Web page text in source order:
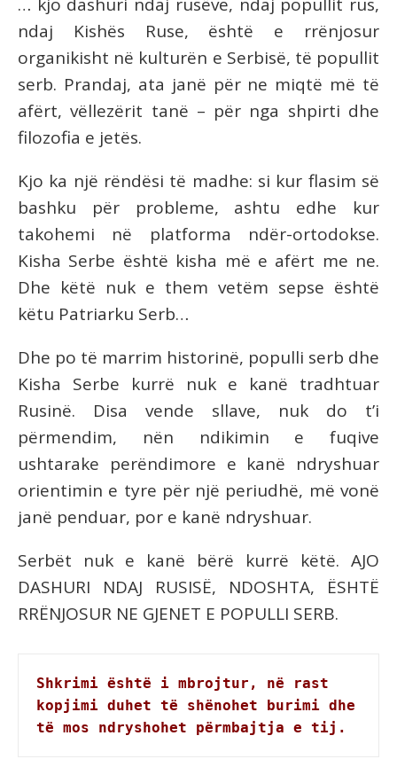
… kjo dashuri ndaj rusëve, ndaj popullit rus,
ndaj Kishës Ruse, është e rrënjosur
organikisht në kulturën e Serbisë, të popullit
serb. Prandaj, ata janë për ne miqtë më të
afërt, vëllezërit tanë – për nga shpirti dhe
filozofia e jetës.
Kjo ka një rëndësi të madhe: si kur flasim së
bashku për probleme, ashtu edhe kur
takohemi në platforma ndër-ortodokse.
Kisha Serbe është kisha më e afërt me ne.
Dhe këtë nuk e them vetëm sepse është
këtu Patriarku Serb…
Dhe po të marrim historinë, populli serb dhe
Kisha Serbe kurrë nuk e kanë tradhtuar
Rusinë. Disa vende sllave, nuk do t’i
përmendim, nën ndikimin e fuqive
ushtarake perëndimore e kanë ndryshuar
orientimin e tyre për një periudhë, më vonë
janë penduar, por e kanë ndryshuar.
Serbët nuk e kanë bërë kurrë këtë. AJO
DASHURI NDAJ RUSISË, NDOSHTA, ËSHTË
RRËNJOSUR NE GJENET E POPULLI SERB.
Shkrimi është i mbrojtur, në rast
kopjimi duhet të shënohet burimi dhe
të mos ndryshohet përmbajtja e tij.